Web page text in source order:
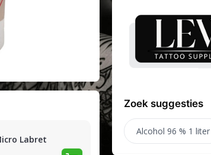
Labret
Zoek suggesties
Alcohol 96 % 1 liter